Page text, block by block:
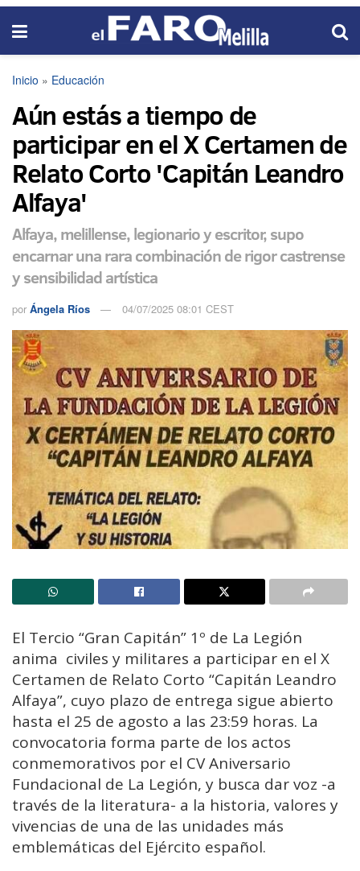
Inicio » Educación
Aún estás a tiempo de
participar en el X Certamen de
Relato Corto 'Capitán Leandro
Alfaya'
Alfaya, melillense, legionario y escritor, supo
encarnar una rara combinación de rigor castrense
y sensibilidad artística
por Ángela Ríos 04/07/2025 08:01 CEST
El Tercio “Gran Capitán” 1º de La Legión
anima civiles y militares a participar en el X
Certamen de Relato Corto “Capitán Leandro
Alfaya”, cuyo plazo de entrega sigue abierto
hasta el 25 de agosto a las 23:59 horas. La
convocatoria forma parte de los actos
conmemorativos por el CV Aniversario
Fundacional de La Legión, y busca dar voz -a
través de la literatura- a la historia, valores y
vivencias de una de las unidades más
emblemáticas del Ejército español.